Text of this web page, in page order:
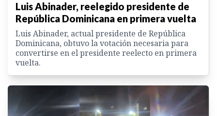
Luis Abinader, reelegido presidente de
República Dominicana en primera vuelta
Luis Abinader, actual presidente de República
Dominicana, obtuvo la votación necesaria para
convertirse en el presidente reelecto en primera
vuelta.